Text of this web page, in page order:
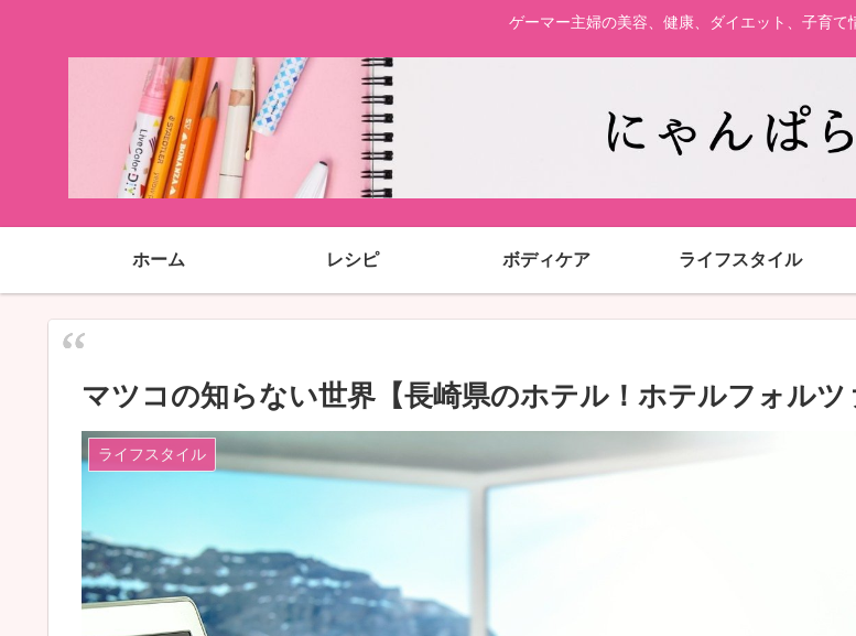
ゲーマー主婦の美容、健康、ダイエット、子育て
ホーム レシピ ボディケア ライフスタイル
マツコの知らない世界【長崎県のホテル！ホテルフォルツ
ライフスタイル